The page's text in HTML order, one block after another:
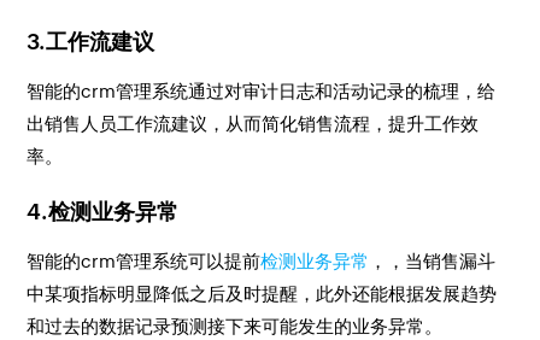
3.工作流建议
智能的crm管理系统通过对审计日志和活动记录的梳理，给
出销售人员工作流建议，从而简化销售流程，提升工作效
率。
4.检测业务异常
智能的crm管理系统可以提前检测业务异常 ，，当销售漏斗
中某项指标明显降低之后及时提醒，此外还能根据发展趋势
和过去的数据记录预测接下来可能发生的业务异常。